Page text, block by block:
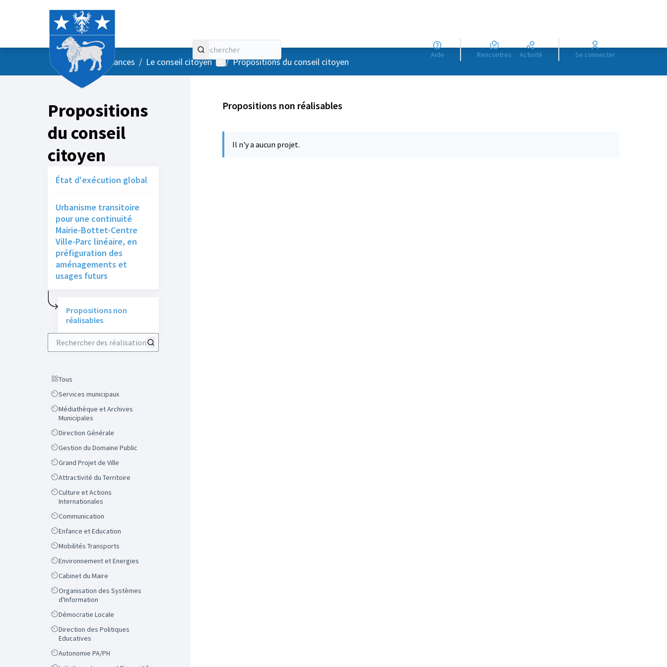
Aide Rencontres Activité Se connecter
AccueilMenu principal
/ Vos instances / Le conseil citoyen Menu utilisateur
/ Propositions du conseil citoyen
Propositions
du conseil
citoyen
État d'exécution global
Urbanisme transitoire
pour une continuité
Mairie-Bottet-Centre
Ville-Parc linéaire, en
préfiguration des
aménagements et
usages futurs
Propositions non
réalisables
Rechercher des réalisations
Scope
Tous
ScopeServices municipaux
Scope
Médiathèque et Archives
Municipales
ScopeDirection Générale
ScopeGestion du Domaine Public
ScopeGrand Projet de Ville
ScopeAttractivité du Territoire
Scope
Culture et Actions
Internationales
ScopeCommunication
ScopeEnfance et Education
ScopeMobilités Transports
ScopeEnvironnement et Energies
ScopeCabinet du Maire
Scope
Organisation des Systèmes
d'Information
ScopeDémocratie Locale
Scope
Direction des Politiques
Educatives
ScopeAutonomie PA/PH
Propositions non réalisables
Il n'y a aucun projet.